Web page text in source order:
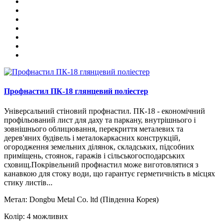
Профнастил ПК-18 глянцевий поліестер
Універсальний стіновий профнастил. ПК-18 - економічний
профільований лист для даху та паркану, внутрішнього і
зовнішнього облицювання, перекриття металевих та
дерев'яних будівель і металокаркасних конструкцій,
огородження земельних ділянок, складських, підсобних
приміщень, стоянок, гаражів і сільськогосподарських
сховищ.Покрівельний профнастил може виготовлятися з
канавкою для стоку води, що гарантує герметичність в місцях
стику листів...
Метал: Dongbu Metal Сo. ltd (Південна Корея)
Колір: 4 можливих